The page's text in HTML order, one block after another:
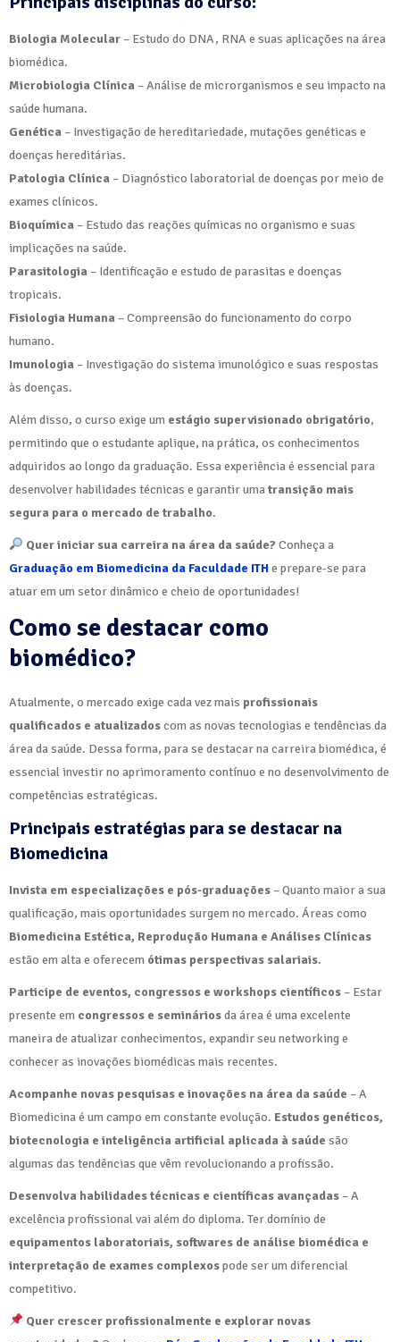
Biologia Molecular – Estudo do DNA, RNA e suas aplicações na área
biomédica.
Microbiologia Clínica – Análise de microrganismos e seu impacto na
saúde humana.
Genética – Investigação de hereditariedade, mutações genéticas e
doenças hereditárias.
Patologia Clínica – Diagnóstico laboratorial de doenças por meio de
exames clínicos.
Bioquímica – Estudo das reações químicas no organismo e suas
implicações na saúde.
Parasitologia – Identificação e estudo de parasitas e doenças
tropicais.
Fisiologia Humana – Compreensão do funcionamento do corpo
humano.
Imunologia – Investigação do sistema imunológico e suas respostas
às doenças.
Além disso, o curso exige um estágio supervisionado obrigatório,
permitindo que o estudante aplique, na prática, os conhecimentos
adquiridos ao longo da graduação. Essa experiência é essencial para
desenvolver habilidades técnicas e garantir umatransição mais
segura para o mercado de trabalho.
Quer iniciar sua carreira na área da saúde? Conheça a
Graduação em Biomedicina da Faculdade ITHe prepare-se para
atuar em um setor dinâmico e cheio de oportunidades!
Como se destacar como
biomédico?
Atualmente, o mercado exige cada vez mais profissionais
qualificados e atualizadoscom as novas tecnologias e tendências da
área da saúde. Dessa forma, para se destacar na carreira biomédica, é
essencial investir no aprimoramento contínuo e no desenvolvimento de
competências estratégicas.
Principais estratégias para se destacar na
Biomedicina
Invista em especializações e pós-graduações – Quanto maior a sua
qualificação, mais oportunidades surgem no mercado. Áreas como
Biomedicina Estética, Reprodução Humana e Análises Clínicas
estão em alta e oferecem ótimas perspectivas salariais.
Participe de eventos, congressos e workshops científicos – Estar
presente em congressos e semináriosda área é uma excelente
maneira de atualizar conhecimentos, expandir seu networking e
conhecer as inovações biomédicas mais recentes.
Acompanhe novas pesquisas e inovações na área da saúde – A
Biomedicina é um campo em constante evolução. Estudos genéticos,
biotecnologia e inteligência artificial aplicada à saúde são
algumas das tendências que vêm revolucionando a profissão.
Desenvolva habilidades técnicas e científicas avançadas – A
excelência profissional vai além do diploma. Ter domínio de
equipamentos laboratoriais, softwares de análise biomédica e
interpretação de exames complexospode ser um diferencial
competitivo.
Quer crescer profissionalmente e explorar novas